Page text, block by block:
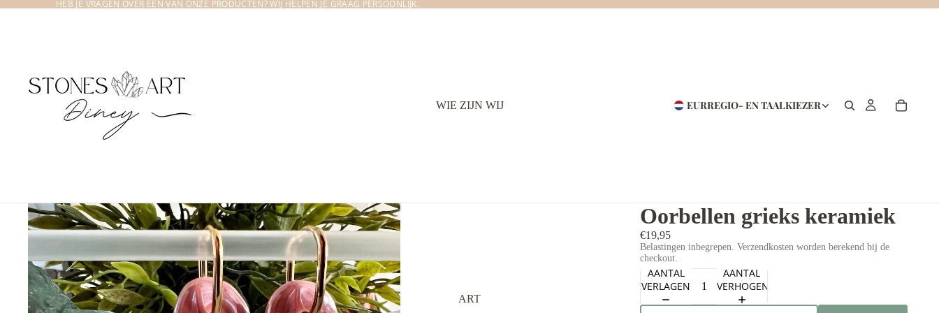
HEB JE VRAGEN OVER EEN VAN ONZE PRODUCTEN? WIJ HELPEN JE GRAAG PERSOONLIJK.
WIE ZIJN WIJ
ART
EURREGIO- EN TAALKIEZER
Oorbellen grieks keramiek
€19,95
Belastingen inbegrepen. Verzendkosten worden berekend bij de
checkout.
AANTAL
VERLAGEN
AANTAL
VERHOGEN